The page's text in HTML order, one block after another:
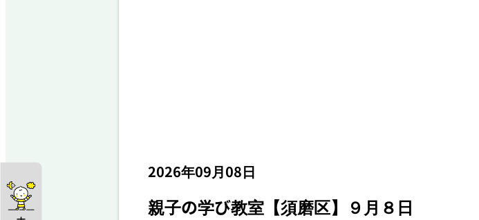
2026年09月08日
親子の学び教室【須磨区】９月８日